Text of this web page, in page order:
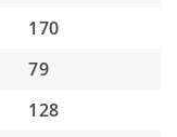
170
79
128